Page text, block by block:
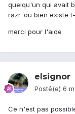
quelqu'un qui avait
razr. ou bien existe
merci pour l'aide
elsignor
Posté(e) 6
Ce n'est pas